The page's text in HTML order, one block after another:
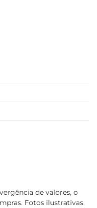
de valores, o
Fotos ilustrativas.